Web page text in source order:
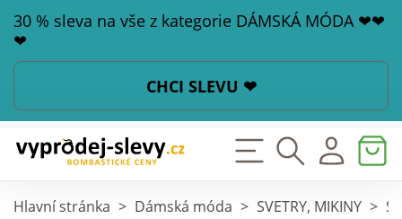
30 % sleva na vše z kategorie DÁMSKÁ MÓDA ❤❤
❤
CHCI SLEVU ❤
Hlavní stránka > Dámská móda > SVETRY, MIKINY >